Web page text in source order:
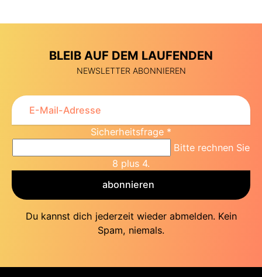
BLEIB AUF DEM LAUFENDEN
NEWSLETTER ABONNIEREN
Sicherheitsfrage *
Bitte rechnen Sie
8 plus 4.
abonnieren
Du kannst dich jederzeit wieder abmelden. Kein
Spam, niemals.